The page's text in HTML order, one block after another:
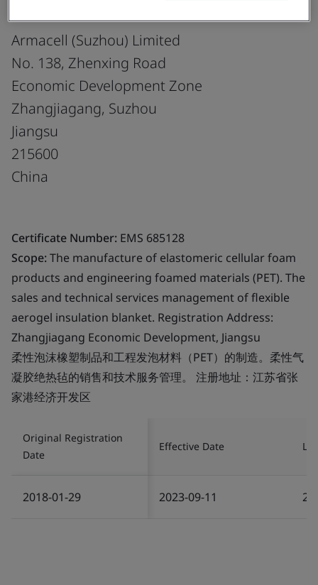
Armacell (Suzhou) Limited
No. 138, Zhenxing Road
Economic Development Zone
Zhangjiagang, Suzhou
Jiangsu
215600
China
Certificate Number: EMS 685128
Scope:The manufacture of elastomeric cellular foam
products and engineering foamed materials (PET). The
sales and technical services management of flexible
aerogel insulation blanket. Registration Address:
Zhangjiagang Economic Development, Jiangsu
柔性泡沫橡塑制品和工程发泡材料（PET）的制造。柔性气
凝胶绝热毡的销售和技术服务管理。 注册地址：江苏省张
家港经济开发区
Original Registration
Date
Effective Date
2018-01-29 2023-09-11